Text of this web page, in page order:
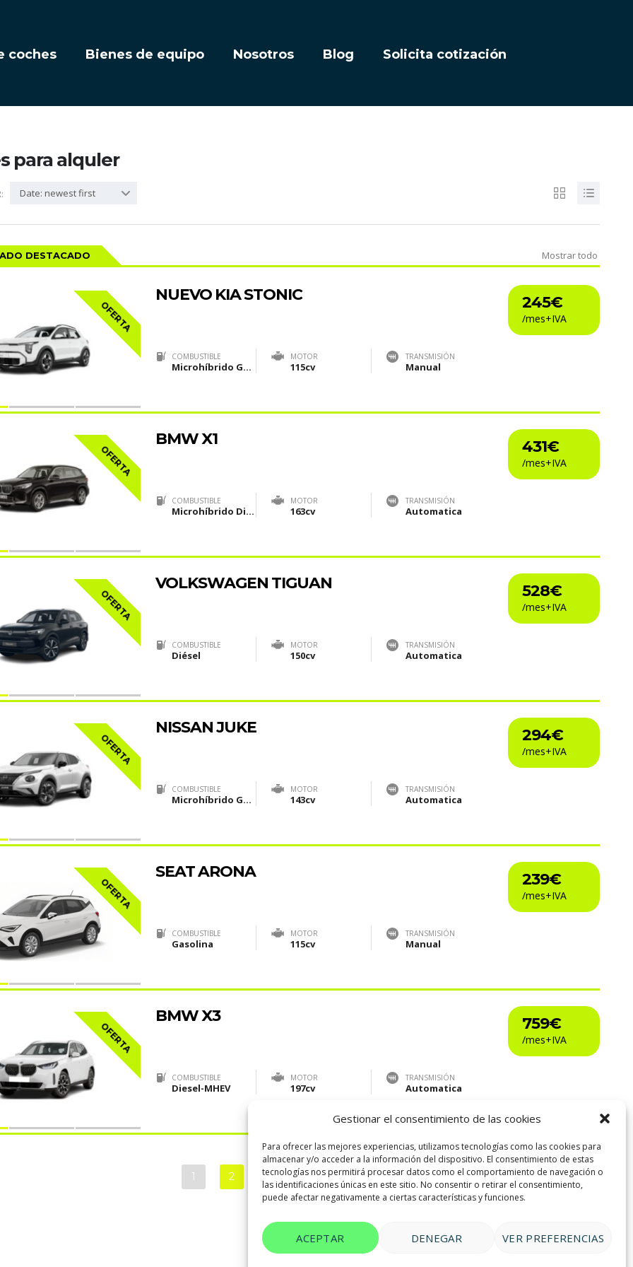
Gestionar el consentimiento de las cookies
Para ofrecer las mejores experiencias, utilizamos tecnologías como las cookies para
almacenar y/o acceder a la información del dispositivo. El consentimiento de estas
tecnologías nos permitirá procesar datos como el comportamiento de navegación o
las identificaciones únicas en este sitio. No consentir o retirar el consentimiento,
puede afectar negativamente a ciertas características y funciones.
ACEPTAR DENEGAR VER PREFERENCIAS
coches Bienes de equipo Nosotros Blog Solicita cotización
para alquler
Date: newest first
DESTACADO Mostrar todo
OFERTA 245€
NUEVO KIA STONIC
COMBUSTIBLE
Microhíbrido Gasolina (MHEV)
MOTOR
115cv
TRANSMISIÓN
Manual
OFERTA 431€
BMW X1
COMBUSTIBLE
Microhíbrido Diesel(MHEV)
MOTOR
163cv
TRANSMISIÓN
Automatica
OFERTA 528€
VOLKSWAGEN TIGUAN
COMBUSTIBLE
Diésel
MOTOR
150cv
TRANSMISIÓN
Automatica
OFERTA 294€
NISSAN JUKE
COMBUSTIBLE
Microhíbrido Gasolina (MHEV)
MOTOR
143cv
TRANSMISIÓN
Automatica
OFERTA 239€
SEAT ARONA
COMBUSTIBLE
Gasolina
MOTOR
115cv
TRANSMISIÓN
Manual
OFERTA 759€
BMW X3
COMBUSTIBLE
Diesel-MHEV
MOTOR
197cv
TRANSMISIÓN
Automatica
1 2 3 … 6